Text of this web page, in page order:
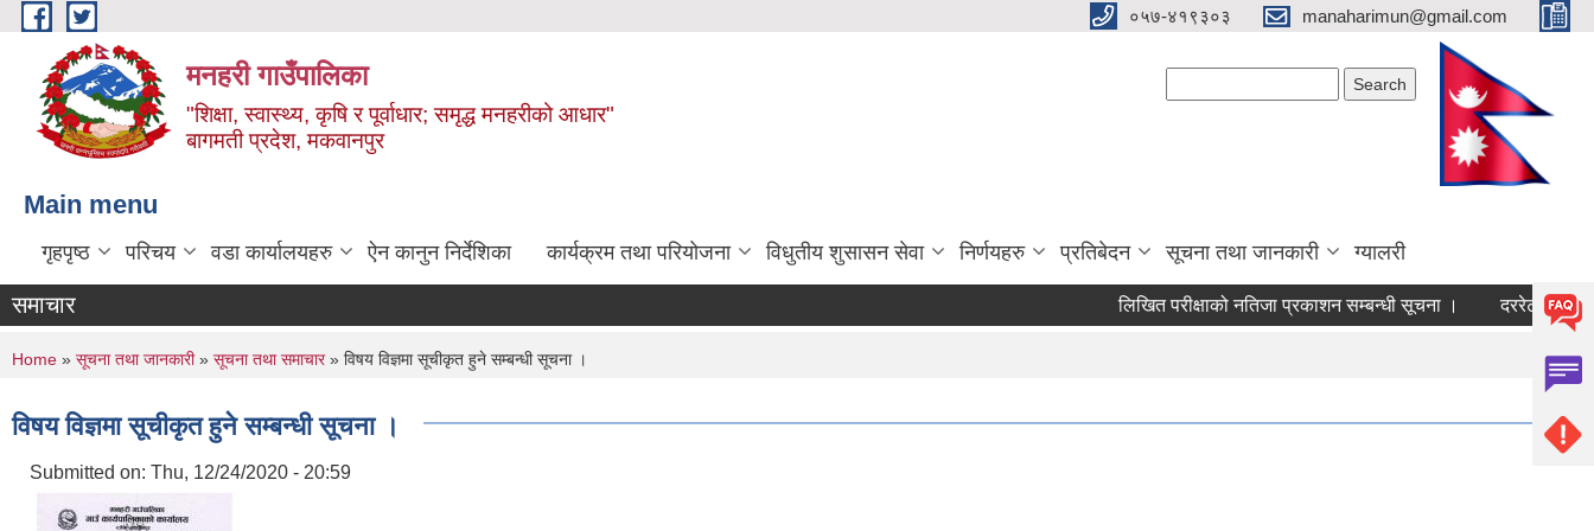
Skip to main content ०५७-४१९३०३ manaharimun@gmail.com
मनहरी गाउँपालिका
"शिक्षा, स्वास्थ्य, कृषि र पूर्वाधार; समृद्ध मनहरीको आधार"
बागमती प्रदेश, मकवानपुर
Main menu
गृहपृष्ठ परिचय वडा कार्यालयहरु ऐन कानुन निर्देशिका कार्यक्रम तथा परियोजना विधुतीय शुसासन सेवा निर्णयहरु प्रतिबेदन सूचना तथा जानकारी ग्यालरी
समाचार लिखित परीक्षाको नतिजा प्रकाशन सम्बन्धी सूचना । दररेट पेश गर्ने
You are here
Home » सूचना तथा जानकारी» सूचना तथा समाचार» विषय विज्ञमा सूचीकृत हुने सम्बन्धी सूचना ।
विषय विज्ञमा सूचीकृत हुने सम्बन्धी सूचना ।
Submitted on: Thu, 12/24/2020 - 20:59